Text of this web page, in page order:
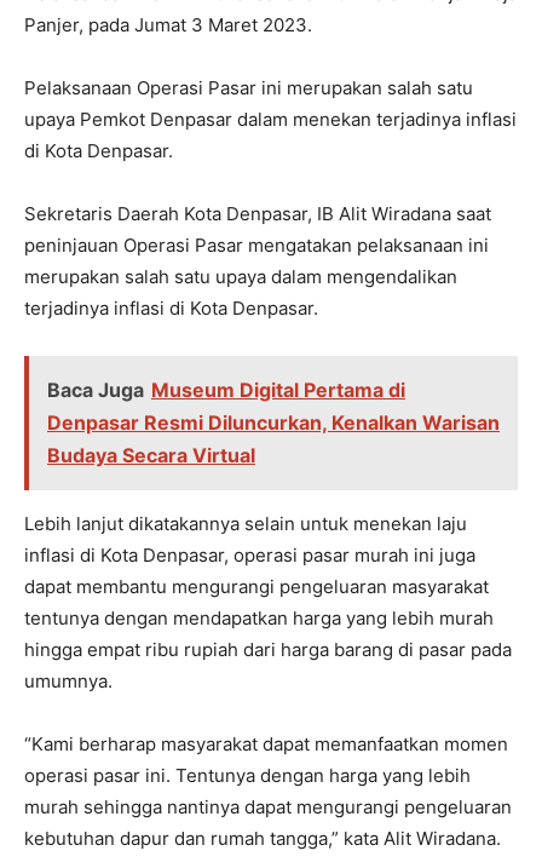
Panjer, pada Jumat 3 Maret 2023.
Pelaksanaan Operasi Pasar ini merupakan salah satu
upaya Pemkot Denpasar dalam menekan terjadinya inflasi
di Kota Denpasar.
Sekretaris Daerah Kota Denpasar, IB Alit Wiradana saat
peninjauan Operasi Pasar mengatakan pelaksanaan ini
merupakan salah satu upaya dalam mengendalikan
terjadinya inflasi di Kota Denpasar.
Baca Juga Museum Digital Pertama di
Denpasar Resmi Diluncurkan, Kenalkan Warisan
Budaya Secara Virtual
Lebih lanjut dikatakannya selain untuk menekan laju
inflasi di Kota Denpasar, operasi pasar murah ini juga
dapat membantu mengurangi pengeluaran masyarakat
tentunya dengan mendapatkan harga yang lebih murah
hingga empat ribu rupiah dari harga barang di pasar pada
umumnya.
“Kami berharap masyarakat dapat memanfaatkan momen
operasi pasar ini. Tentunya dengan harga yang lebih
murah sehingga nantinya dapat mengurangi pengeluaran
kebutuhan dapur dan rumah tangga,” kata Alit Wiradana.